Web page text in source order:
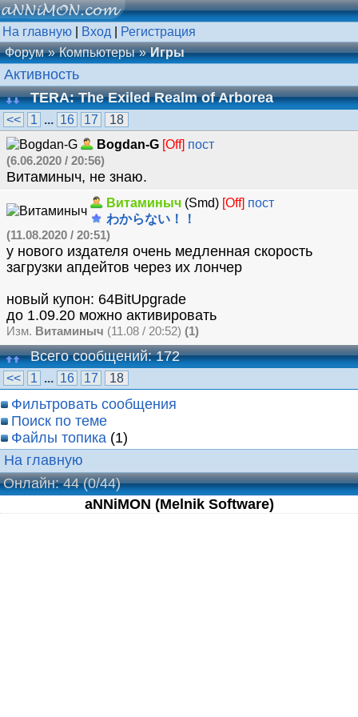
На главную Вход
Регистрация
Форум
Компьютеры Игры
Активность
TERA: The Exiled Realm of Arborea
<< 1 ... 16 17
18
Bogdan-G [Off] пост
(6.06.2020 / 20:56)
Витаминыч, не знаю.
Витаминыч (Smd) [Off] пост
わからない！！
(11.08.2020 / 20:51)
у нового издателя очень медленная скорость
загрузки апдейтов через их лончер
новый купон: 64BitUpgrade
до 1.09.20 можно активировать
Изм. Витаминыч (11.08 / 20:52) (1)
Всего сообщений: 172
<< 1 ... 16 17 18
Фильтровать сообщения
Поиск по теме
Файлы топика (1)
На главную
Онлайн: 44(0/44)
aNNiMON (Melnik Software)